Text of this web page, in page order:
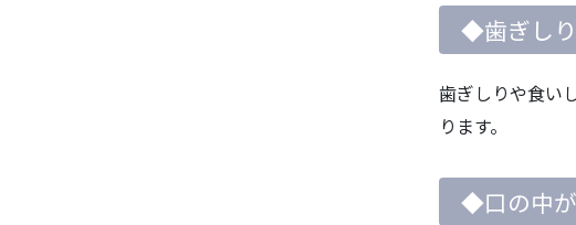
◆歯ぎし
歯ぎしりや食い
ります。
◆口の中